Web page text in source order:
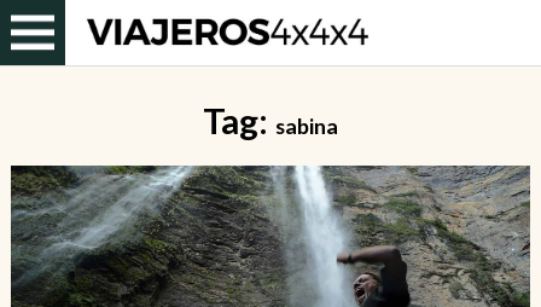
Tag: sabina